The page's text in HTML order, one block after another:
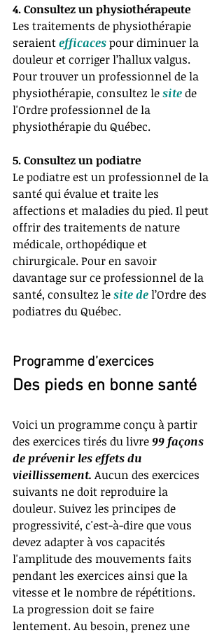
4. Consultez un physiothérapeute
Les traitements de physiothérapie
seraient efficaces pour diminuer la
douleur et corriger l’hallux valgus.
Pour trouver un professionnel de la
physiothérapie, consultez le site de
l'Ordre professionnel de la
physiothérapie du Québec.
5. Consultez un podiatre
Le podiatre est un professionnel de la
santé qui évalue et traite les
affections et maladies du pied. Il peut
offrir des traitements de nature
médicale, orthopédique et
chirurgicale. Pour en savoir
davantage sur ce professionnel de la
santé, consultez le site de l’Ordre des
podiatres du Québec.
Programme d’exercices
Des pieds en bonne santé
Voici un programme conçu à partir
des exercices tirés du livre 99 façons
de prévenir les effets du
vieillissement. Aucun des exercices
suivants ne doit reproduire la
douleur. Suivez les principes de
progressivité, c'est-à-dire que vous
devez adapter à vos capacités
l'amplitude des mouvements faits
pendant les exercices ainsi que la
vitesse et le nombre de répétitions.
La progression doit se faire
lentement. Au besoin, prenez une